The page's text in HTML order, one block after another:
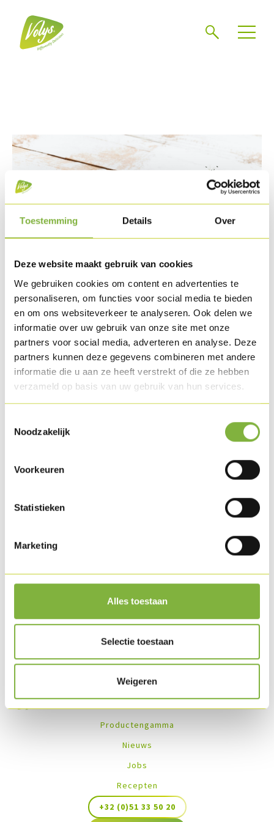
Toestemming Details Over
Deze website maakt gebruik van cookies
We gebruiken cookies om content en advertenties te
personaliseren, om functies voor social media te bieden
en om ons websiteverkeer te analyseren. Ook delen we
informatie over uw gebruik van onze site met onze
partners voor social media, adverteren en analyse. Deze
partners kunnen deze gegevens combineren met andere
informatie die u aan ze heeft verstrekt of die ze hebben
verzameld op basis van uw gebruik van hun services.
Noodzakelijk
Voorkeuren
Statistieken
Marketing
Alles toestaan
Selectie toestaan
Weigeren
Gevogelte cordon bleu 100g
Referentie: 59015
Omschrijving
Halfmaanvormige cordon bleu met een vulling van
ingevroren.
Verpakking
Specifieke wensen naar verpakking?
Contacteer ons.
Recepten met dit product
Productengamma
Nieuws
Jobs
Recepten
+32 (0)51 33 50 20